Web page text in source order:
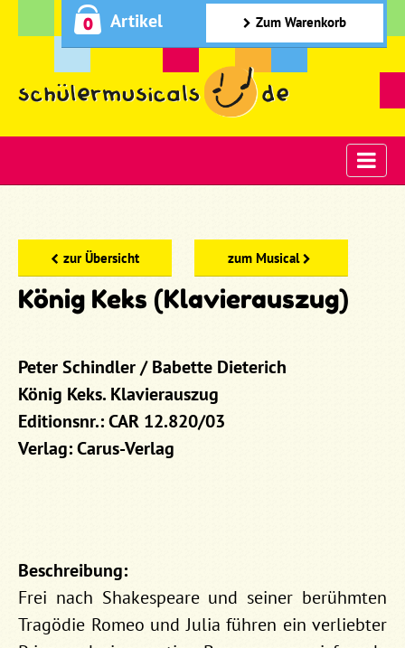
0 Artikel Zum Warenkorb
zur Übersicht zum Musical
König Keks (Klavierauszug)
Peter Schindler / Babette Dieterich
König Keks. Klavierauszug
Editionsnr.: CAR 12.820/03
Verlag: Carus-Verlag
Beschreibung:
Frei nach Shakespeare und seiner berühmten
Tragödie Romeo und Julia führen ein verliebter